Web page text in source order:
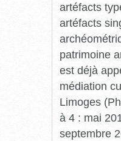
artéfacts
artéfacts
patrimoine
est déjà
médiation
Limoges
à 4 : mai
septembre